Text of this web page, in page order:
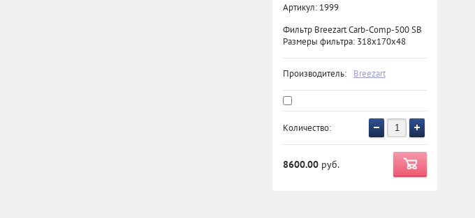
Артикул: 1999
Фильтр Breezart Carb-Comp-500 SB
Размеры фильтра: 318x170x48
Производитель: Breezart
Количество:
8600.00 руб.